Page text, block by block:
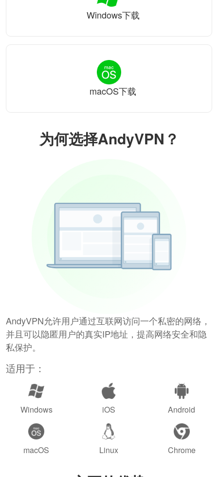
为何选择AndyVPN？
AndyVPN允许用户通过互联网访问一个私密的网络，
并且可以隐匿用户的真实IP地址，提高网络安全和隐
私保护。
适用于：
Windows iOS Android
macOS Linux Chrome
Windows下载
macOS下载